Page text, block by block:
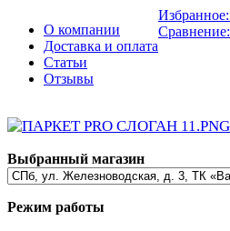
О компании
Доставка и оплата
Статьи
Отзывы
Избранное:
Сравнение:
Выбранный магазин
Режим работы